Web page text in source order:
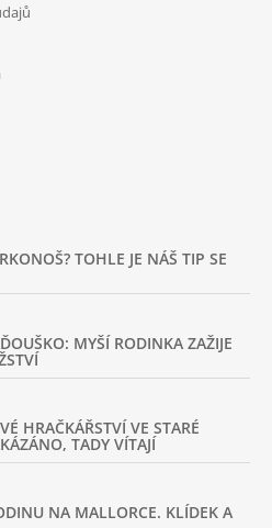
TOHLE JE NÁŠ TIP SE
MYŠÍ RODINKA ZAŽIJE
HRAČKÁŘSTVÍ VE STARÉ
TADY VÍTAJÍ
NA MALLORCE. KLÍDEK A